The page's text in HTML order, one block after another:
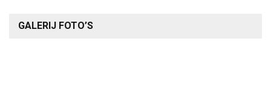
GALERIJ FOTO’S